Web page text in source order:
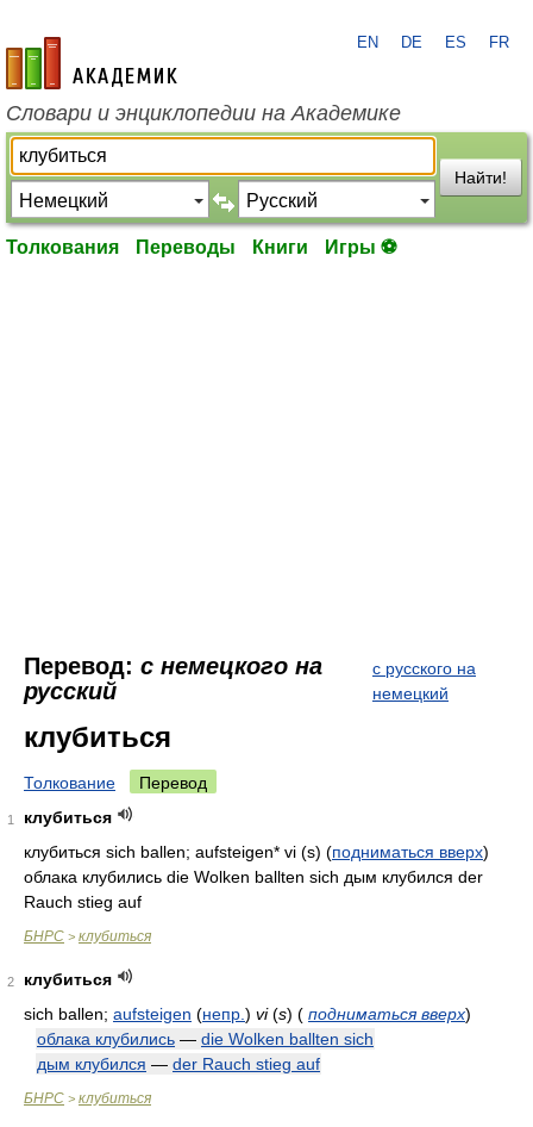
academic.ru
EN DE ES FR
Словари и энциклопедии на Академике
Найти!
Толкования Переводы Книги Игры ⚽
Перевод: с немецкого на
русский
с русского на
немецкий
клубиться
Толкование Перевод
1
клубиться
клубиться sich ballen; aufsteigen* vi (s) (подниматься вверх)
облака клубились die Wolken ballten sich дым клубился der
Rauch stieg auf
БНРС > клубиться
2
клубиться
sich ballen; aufsteigen (непр. ) vi(s) ( подниматься вверх)
облака клубились — die Wolken ballten sich
дым клубился — der Rauch stieg auf
БНРС > клубиться